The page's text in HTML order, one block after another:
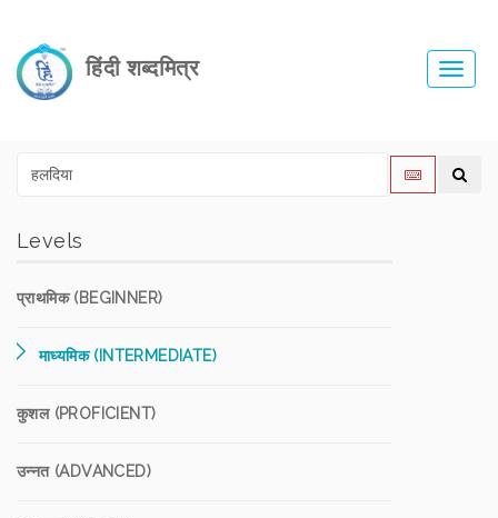
हिंदी शब्दमित्र
Levels
प्राथमिक (BEGINNER)
माध्यमिक (INTERMEDIATE)
कुशल (PROFICIENT)
उन्नत (ADVANCED)